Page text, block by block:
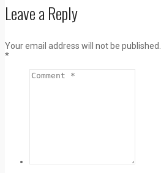
Leave a Reply
Your email address will not be published.
*